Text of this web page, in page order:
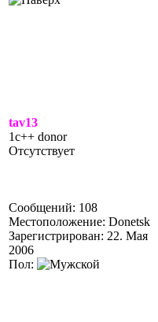
tav13
1c++ donor
Отсутствует
Сообщений: 108
Местоположение: Donetsk
Зарегистрирован: 22. Мая
2006
Пол: